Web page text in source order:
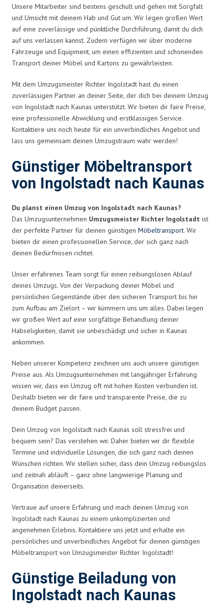
Unsere Mitarbeiter sind bestens geschult und gehen mit Sorgfalt
und Umsicht mit deinem Hab und Gut um. Wir legen großen Wert
auf eine zuverlässige und pünktliche Durchführung, damit du dich
auf uns verlassen kannst. Zudem verfügen wir über moderne
Fahrzeuge und Equipment, um einen effizienten und schonenden
Transport deiner Möbel und Kartons zu gewährleisten.
Mit dem Umzugsmeister Richter Ingolstadt hast du einen
zuverlässigen Partner an deiner Seite, der dich bei deinem Umzug
von Ingolstadt nach Kaunas unterstützt. Wir bieten dir faire Preise,
eine professionelle Abwicklung und erstklassigen Service.
Kontaktiere uns noch heute für ein unverbindliches Angebot und
lass uns gemeinsam deinen Umzugstraum wahr werden!
Günstiger Möbeltransport
von Ingolstadt nach Kaunas
Du planst einen Umzug von Ingolstadt nach Kaunas?
Das Umzugsunternehmen Umzugsmeister Richter Ingolstadt ist
der perfekte Partner für deinen günstigen Möbeltransport. Wir
bieten dir einen professionellen Service, der sich ganz nach
deinen Bedürfnissen richtet.
Unser erfahrenes Team sorgt für einen reibungslosen Ablauf
deines Umzugs. Von der Verpackung deiner Möbel und
persönlichen Gegenstände über den sicheren Transport bis hin
zum Aufbau am Zielort – wir kümmern uns um alles. Dabei legen
wir großen Wert auf eine sorgfältige Behandlung deiner
Habseligkeiten, damit sie unbeschädigt und sicher in Kaunas
ankommen.
Neben unserer Kompetenz zeichnen uns auch unsere günstigen
Preise aus. Als Umzugsunternehmen mit langjähriger Erfahrung
wissen wir, dass ein Umzug oft mit hohen Kosten verbunden ist.
Deshalb bieten wir dir faire und transparente Preise, die zu
deinem Budget passen.
Dein Umzug von Ingolstadt nach Kaunas soll stressfrei und
bequem sein? Das verstehen wir. Daher bieten wir dir flexible
Termine und individuelle Lösungen, die sich ganz nach deinen
Wünschen richten. Wir stellen sicher, dass dein Umzug reibungslos
und zeitnah abläuft – ganz ohne langwierige Planung und
Organisation deinerseits.
Vertraue auf unsere Erfahrung und mach deinen Umzug von
Ingolstadt nach Kaunas zu einem unkomplizierten und
angenehmen Erlebnis. Kontaktiere uns jetzt und erhalte ein
persönliches und unverbindliches Angebot für deinen günstigen
Möbeltransport von Umzugsmeister Richter Ingolstadt!
Günstige Beiladung von
Ingolstadt nach Kaunas